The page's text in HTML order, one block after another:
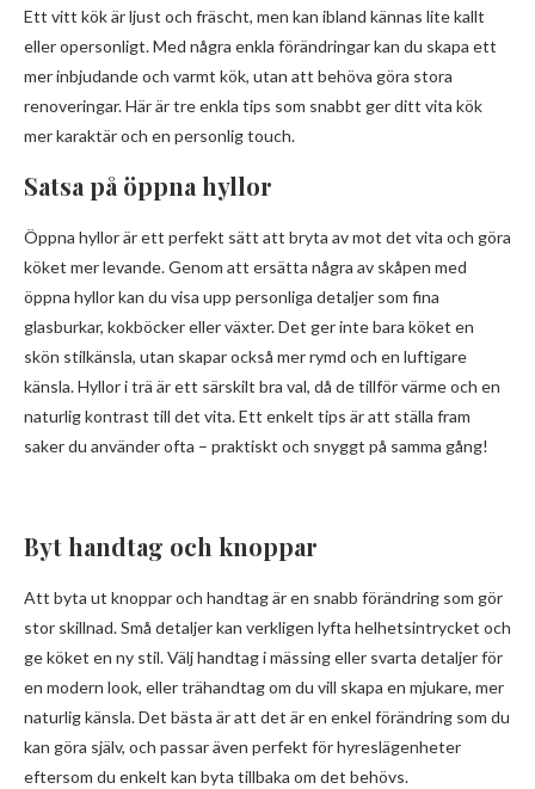
Ett vitt kök är ljust och fräscht, men kan ibland kännas lite kallt
eller opersonligt. Med några enkla förändringar kan du skapa ett
mer inbjudande och varmt kök, utan att behöva göra stora
renoveringar. Här är tre enkla tips som snabbt ger ditt vita kök
mer karaktär och en personlig touch.
Satsa på öppna hyllor
Öppna hyllor är ett perfekt sätt att bryta av mot det vita och göra
köket mer levande. Genom att ersätta några av skåpen med
öppna hyllor kan du visa upp personliga detaljer som fina
glasburkar, kokböcker eller växter. Det ger inte bara köket en
skön stilkänsla, utan skapar också mer rymd och en luftigare
känsla. Hyllor i trä är ett särskilt bra val, då de tillför värme och en
naturlig kontrast till det vita. Ett enkelt tips är att ställa fram
saker du använder ofta – praktiskt och snyggt på samma gång!
Byt handtag och knoppar
Att byta ut knoppar och handtag är en snabb förändring som gör
stor skillnad. Små detaljer kan verkligen lyfta helhetsintrycket och
ge köket en ny stil. Välj handtag i mässing eller svarta detaljer för
en modern look, eller trähandtag om du vill skapa en mjukare, mer
naturlig känsla. Det bästa är att det är en enkel förändring som du
kan göra själv, och passar även perfekt för hyreslägenheter
eftersom du enkelt kan byta tillbaka om det behövs.